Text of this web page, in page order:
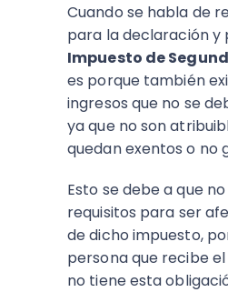
Cuando se habla de
para la declaración y
Impuesto de
es porque también
ingresos que no se
ya que no son
quedan exentos o no
Esto se debe a que
requisitos para ser
de dicho impuesto,
persona que recibe
no tiene esta